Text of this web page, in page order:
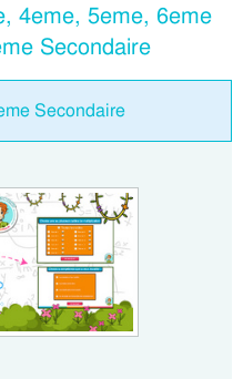
4eme, 5eme, 6eme
Secondaire
Secondaire